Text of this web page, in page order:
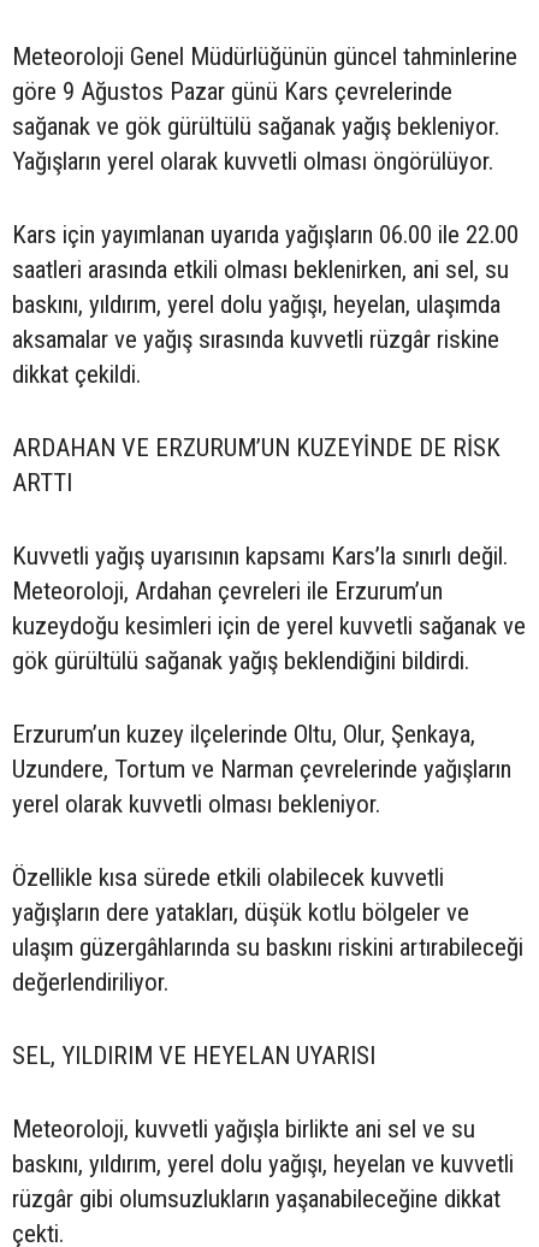
Meteoroloji Genel Müdürlüğünün güncel tahminlerine
göre 9 Ağustos Pazar günü Kars çevrelerinde
sağanak ve gök gürültülü sağanak yağış bekleniyor.
Yağışların yerel olarak kuvvetli olması öngörülüyor.
Kars için yayımlanan uyarıda yağışların 06.00 ile 22.00
saatleri arasında etkili olması beklenirken, ani sel, su
baskını, yıldırım, yerel dolu yağışı, heyelan, ulaşımda
aksamalar ve yağış sırasında kuvvetli rüzgâr riskine
dikkat çekildi.
ARDAHAN VE ERZURUM’UN KUZEYİNDE DE RİSK
ARTTI
Kuvvetli yağış uyarısının kapsamı Kars’la sınırlı değil.
Meteoroloji, Ardahan çevreleri ile Erzurum’un
kuzeydoğu kesimleri için de yerel kuvvetli sağanak ve
gök gürültülü sağanak yağış beklendiğini bildirdi.
Erzurum’un kuzey ilçelerinde Oltu, Olur, Şenkaya,
Uzundere, Tortum ve Narman çevrelerinde yağışların
yerel olarak kuvvetli olması bekleniyor.
Özellikle kısa sürede etkili olabilecek kuvvetli
yağışların dere yatakları, düşük kotlu bölgeler ve
ulaşım güzergâhlarında su baskını riskini artırabileceği
değerlendiriliyor.
SEL, YILDIRIM VE HEYELAN UYARISI
Meteoroloji, kuvvetli yağışla birlikte ani sel ve su
baskını, yıldırım, yerel dolu yağışı, heyelan ve kuvvetli
rüzgâr gibi olumsuzlukların yaşanabileceğine dikkat
çekti.